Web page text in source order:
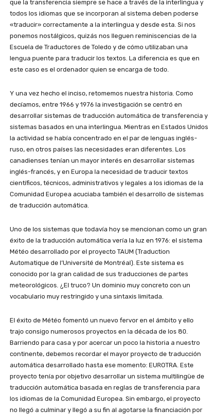
que la transferencia siempre se hace a través de la interlingua y
todos los idiomas que se incorporan al sistema deben poderse
«traducir» correctamente a la interlingua y desde esta. Si nos
ponemos nostálgicos, quizás nos lleguen reminiscencias de la
Escuela de Traductores de Toledo y de cómo utilizaban una
lengua puente para traducir los textos. La diferencia es que en
este caso es el ordenador quien se encarga de todo.
Y una vez hecho el inciso, retomemos nuestra historia. Como
decíamos, entre 1966 y 1976 la investigación se centró en
desarrollar sistemas de traducción automática de transferencia y
sistemas basados en una interlingua. Mientras en Estados Unidos
la actividad se había concentrado en el par de lenguas inglés-
ruso, en otros países las necesidades eran diferentes. Los
canadienses tenían un mayor interés en desarrollar sistemas
inglés-francés, y en Europa la necesidad de traducir textos
científicos, técnicos, administrativos y legales a los idiomas de la
Comunidad Europea acuciaba también el desarrollo de sistemas
de traducción automática.
Uno de los sistemas que todavía hoy se mencionan como un gran
éxito de la traducción automática vería la luz en 1976: el sistema
Météo desarrollado por el proyecto TAUM (Traduction
Automatique de l’Université de Montréal). Este sistema es
conocido por la gran calidad de sus traducciones de partes
meteorológicos. ¿El truco? Un dominio muy concreto con un
vocabulario muy restringido y una sintaxis limitada.
El éxito de Météo fomentó un nuevo fervor en el ámbito y ello
trajo consigo numerosos proyectos en la década de los 80.
Barriendo para casa y por acercar un poco la historia a nuestro
continente, debemos recordar el mayor proyecto de traducción
automática desarrollado hasta ese momento: EUROTRA. Este
proyecto tenía por objetivo desarrollar un sistema multilingüe de
traducción automática basada en reglas de transferencia para
los idiomas de la Comunidad Europea. Sin embargo, el proyecto
no llegó a culminar y llegó a su fin al agotarse la financiación por